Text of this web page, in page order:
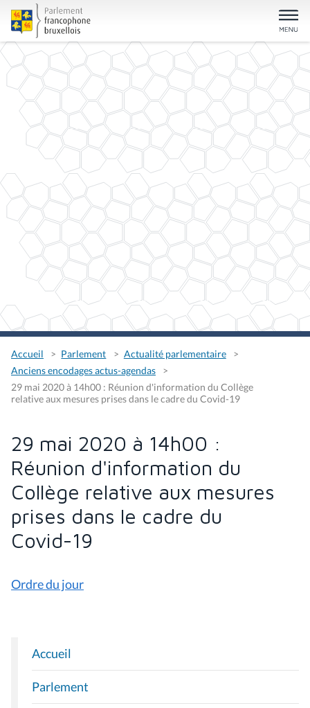
Accueil Parlement
Actualité parlementaire
Anciens encodages actus-agendas
29 mai 2020 à 14h00 : Réunion d'information du Collège
relative aux mesures prises dans le cadre du Covid-19
29 mai 2020 à 14h00 :
Réunion d'information du
Collège relative aux mesures
prises dans le cadre du
Covid-19
Ordre du jour
N
A
V
Accueil
Parlement